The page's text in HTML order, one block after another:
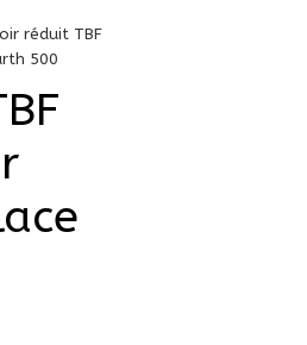
réduit TBF
500